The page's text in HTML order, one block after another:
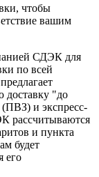
чтобы
вашим
СДЭК для
по всей
доставку "до
(ПВЗ) и экспресс-
рассчитываются
и пункта
будет
его